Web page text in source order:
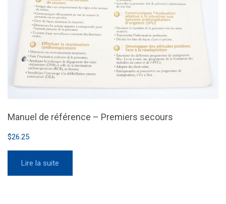
Manuel de référence – Premiers secours
$26.25
Lire la suite